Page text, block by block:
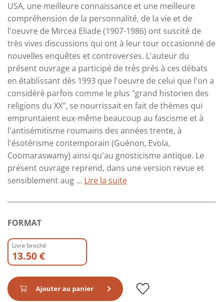
USA, une meilleure connaissance et une meilleure
compréhension de la personnalité, de la vie et de
l'oeuvre de Mircea Eliade (1907-1986) ont suscité de
très vives discussions qui ont à leur tour occasionné de
nouvelles enquêtes et controverses. L'auteur du
présent ouvrage a participé de très prés à ces débats
en établissant dès 1993 que l'oeuvre de celui que l'on a
considéré parfois comme le plus "grand historien des
religions du XX", se nourrissait en fait de thèmes qui
empruntaient eux-même beaucoup au fascisme et à
l'antisémitisme roumains des années trente, à
l'ésotérisme contemporain (Guénon, Evola,
Coomaraswamy) ainsi qu'au gnosticisme antique. Le
présent ouvrage reprend, dans une version revue et
sensiblement aug ... Lire la suite
FORMAT
Livre broché
13.50 €
Ajouter au panier